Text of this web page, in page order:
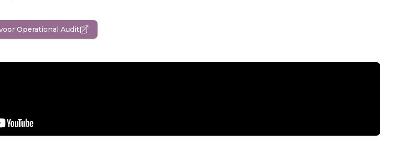
Operational Audit